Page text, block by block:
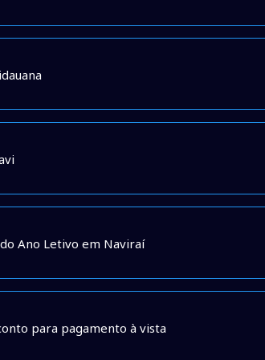
Ano Letivo em Naviraí
para pagamento à vista